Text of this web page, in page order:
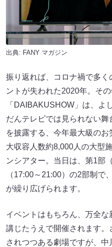
出典: FANY マガジン
振り返れば、コロナ禍で多
ントが失われた2020年。そ
「DAIBAKUSHOW」は、よ
だんテレビでは見られない
を披露する、今年最大級の
大収容人数約8,000人の大型
ンシアター。当日は、第1部
（17:00～21:00）の2部制で
が繰り広げられます。
イベントはもちろん、万全
講じたうえで開催されます
されつつある劇場ですが、